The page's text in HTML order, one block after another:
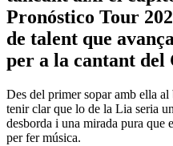
Pronóstico Tour
de talent que
per a la cantant del
Des del primer sopar amb ella
tenir clar que lo de la Lia seria
desborda i una mirada pura que
per fer música.